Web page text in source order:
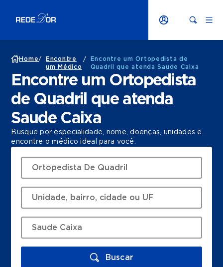
Home/
Encontre
um Médico
/
Encontre um Ortopedista de
Quadril que atenda Saude Caixa
Encontre um Ortopedista
de Quadril que atenda
Saude Caixa
Busque por especialidade, nome, doenças, unidades e
encontre o médico ideal para você.
Buscar